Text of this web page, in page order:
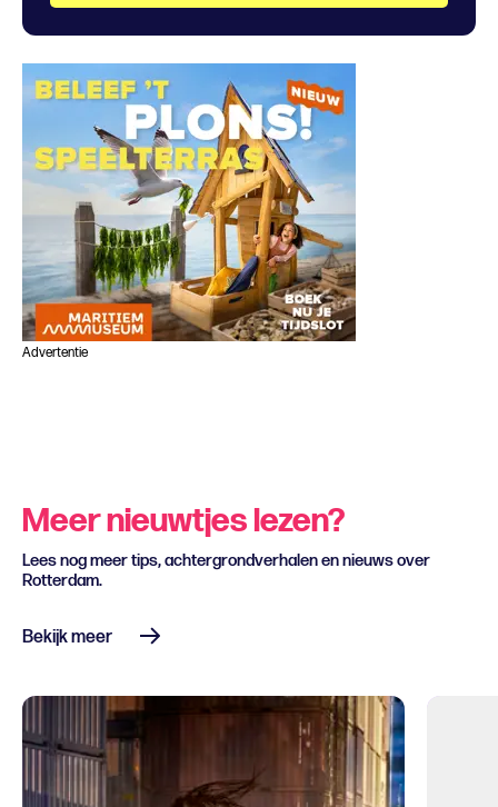
Advertentie
Meer nieuwtjes lezen?
Lees nog meer tips, achtergrondverhalen en nieuws over
Rotterdam.
Bekijk meer